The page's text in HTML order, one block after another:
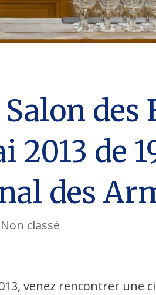
2013 de
des
Non classé
venez rencontrer une